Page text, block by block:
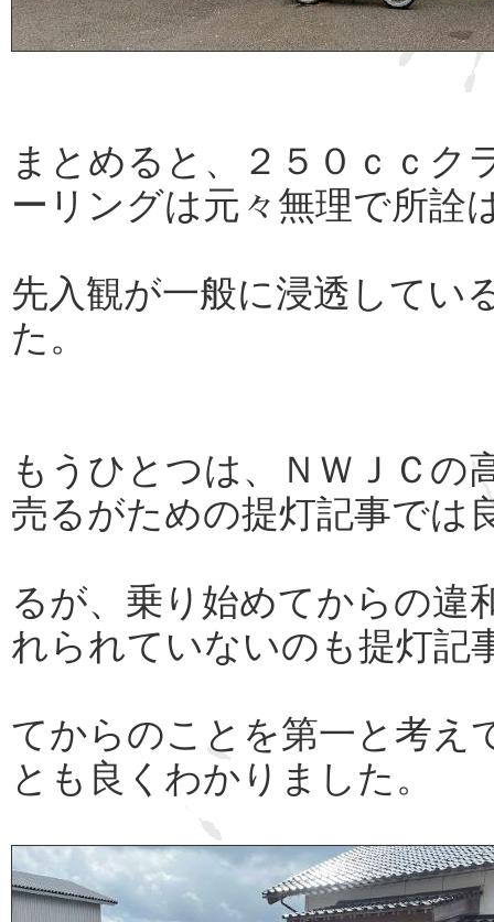
まとめると、２５０ｃｃク
ーリングは元々無理で所詮
先入観が一般に浸透してい
た。
もうひとつは、ＮＷＪＣの
売るがための提灯記事では
るが、乗り始めてからの違
れられていないのも提灯記
てからのことを第一と考え
とも良くわかりました。